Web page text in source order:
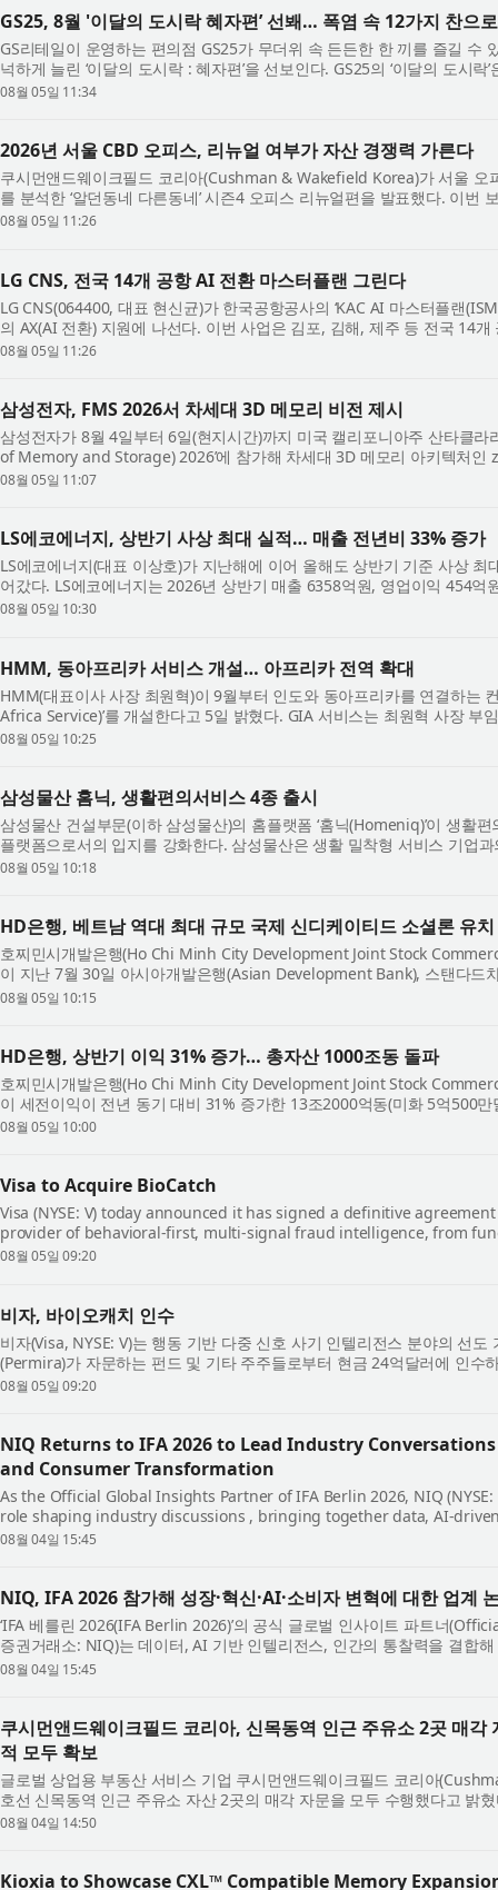
GS25, 8월 '이달의 도시락 혜자편’ 선봬… 폭염 속 12가지 찬으
GS리테일이 운영하는 편의점 GS25가 무더위 속 든든한 한 끼를 즐길 수
넉하게 늘린 ‘이달의 도시락 : 혜자편’을 선보인다. GS25의 ‘이달의 도시
락 메뉴를 선보이고 해당 월에만 ...
08월 05일 11:34
2026년 서울 CBD 오피스, 리뉴얼 여부가 자산 경쟁력 가른다
쿠시먼앤드웨이크필드 코리아(Cushman & Wakefield Korea)가 서울 오
를 분석한 ‘알던동네 다른동네’ 시즌4 오피스 리뉴얼편을 발표했다. 이번
보유한 카드 빅데이터와 소셜 빅데이터, 부...
08월 05일 11:26
LG CNS, 전국 14개 공항 AI 전환 마스터플랜 그린다
LG CNS(064400, 대표 현신균)가 한국공항공사의 ‘KAC AI 마스터플랜
의 AX(AI 전환) 지원에 나선다. 이번 사업은 김포, 김해, 제주 등 전국 14
장기 전략과 실행 로드맵을 수립...
08월 05일 11:26
삼성전자, FMS 2026서 차세대 3D 메모리 비전 제시
삼성전자가 8월 4일부터 6일(현지시간)까지 미국 캘리포니아주 산타클라
of Memory and Storage) 2026’에 참가해 차세대 3D 메모리 아키텍처
업계 최초로 공개하고, AI 시대를 이끌 차세대 ...
08월 05일 11:07
LS에코에너지, 상반기 사상 최대 실적… 매출 전년비 33% 증가
LS에코에너지(대표 이상호)가 지난해에 이어 올해도 상반기 기준 사상
어갔다. LS에코에너지는 2026년 상반기 매출 6358억원, 영업이익 454
기 대비 각각 32.8%, 16.5% 증가한 수치...
08월 05일 10:30
HMM, 동아프리카 서비스 개설… 아프리카 전역 확대
HMM(대표이사 사장 최원혁)이 9월부터 인도와 동아프리카를 연결하는
Africa Service)’를 개설한다고 5일 밝혔다. GIA 서비스는 최원혁 사장 부
스포크(Hub & Spoke)’ 전략의 두 ...
08월 05일 10:25
삼성물산 홈닉, 생활편의서비스 4종 출시
삼성물산 건설부문(이하 삼성물산)의 홈플랫폼 ‘홈닉(Homeniq)’이 생활
플랫폼으로서의 입지를 강화한다. 삼성물산은 생활 밀착형 서비스 기업과
어 서비스를 선보인다고 밝혔다. 홈...
08월 05일 10:18
HD은행, 베트남 역대 최대 규모 국제 신디케이티드 소셜론 유치
호찌민시개발은행(Ho Chi Minh City Development Joint Stock
이 지난 7월 30일 아시아개발은행(Asian Development Bank), 스탠다
제 금융기관과 7억2100만달러 규모의 국제 신...
08월 05일 10:15
HD은행, 상반기 이익 31% 증가… 총자산 1000조동 돌파
호찌민시개발은행(Ho Chi Minh City Development Joint Stock
이 세전이익이 전년 동기 대비 31% 증가한 13조2000억동(미화 5억500
다. HD은행의 총자산은 6월 30일 기준 연초 ...
08월 05일 10:00
Visa to Acquire BioCatch
Visa (NYSE: V) today announced it has signed a definitive
provider of behavioral-first, multi-signal fraud intelligence, from
shareholders for $2.4 billion in cash. The ac...
08월 05일 09:20
비자, 바이오캐치 인수
비자(Visa, NYSE: V)는 행동 기반 다중 신호 사기 인텔리전스 분야의 선
(Permira)가 자문하는 펀드 및 기타 주주들로부터 현금 24억달러에 인수
다. 바이오캐치 인수는 비자의 기존 ...
08월 05일 09:20
NIQ Returns to IFA 2026 to Lead Industry
and Consumer Transformation
As the Official Global Insights Partner of IFA Berlin 2026, NIQ
role shaping industry discussions , bringing together data, AI-
illuminate the forces reshaping gr...
08월 04일 15:45
NIQ, IFA 2026 참가해 성장·혁신·AI·소비자 변혁에 대한 업계
‘IFA 베를린 2026(IFA Berlin 2026)’의 공식 글로벌 인사이트 파트너
증권거래소: NIQ)는 데이터, AI 기반 인텔리전스, 인간의 통찰력을 결합
동력을 조명함으로써 업계 논의를...
08월 04일 15:45
쿠시먼앤드웨이크필드 코리아, 신목동역 인근 주유소 2곳 매
적 모두 확보
글로벌 상업용 부동산 서비스 기업 쿠시먼앤드웨이크필드 코리아
호선 신목동역 인근 주유소 자산 2곳의 매각 자문을 모두 수행했다고 밝
미 약 2년 전 국내 정유 3사(GS칼텍스·HD...
08월 04일 14:50
Kioxia to Showcase CXL™ Compatible Memory